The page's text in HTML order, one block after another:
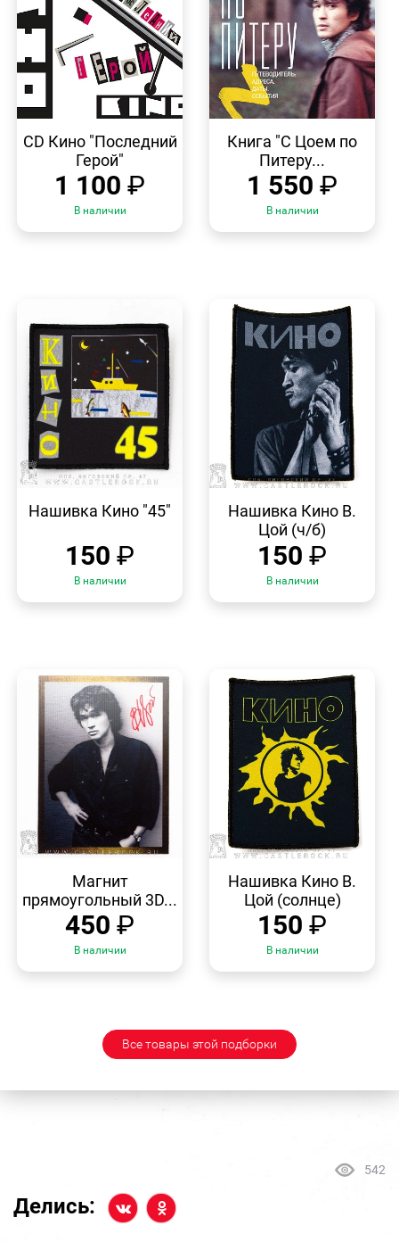
ПРОСМОТР
CD Кино "Последний
Герой"
1 100 ₽
В наличии
ПРОСМОТР
Книга "С Цоем по
Питеру...
1 550 ₽
В наличии
ПРОСМОТР
Нашивка Кино "45"
150 ₽
В наличии
ПРОСМОТР
Нашивка Кино В.
Цой (ч/б)
150 ₽
В наличии
ПРОСМОТР
Магнит
прямоугольный 3D...
450 ₽
В наличии
ПРОСМОТР
Нашивка Кино В.
Цой (солнце)
150 ₽
В наличии
Все товары этой подборки
542
Делись: